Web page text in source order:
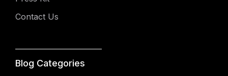
Contact Us
Blog Categories